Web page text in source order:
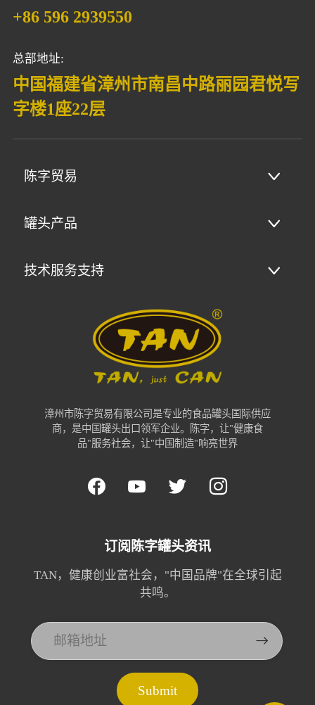
+86 596 2939550
总部地址:
中国福建省漳州市南昌中路丽园君悦写
字楼1座22层
订阅陈字罐头资讯
TAN，健康创业富社会，"中国品牌"在全球引起
共鸣。
Submit
陈字贸易
罐头产品
技术服务支持
漳州市陈字贸易有限公司是专业的食品罐头国际供应
商，是中国罐头出口领军企业。陈字，让"健康食
品"服务社会，让"中国制造"响亮世界